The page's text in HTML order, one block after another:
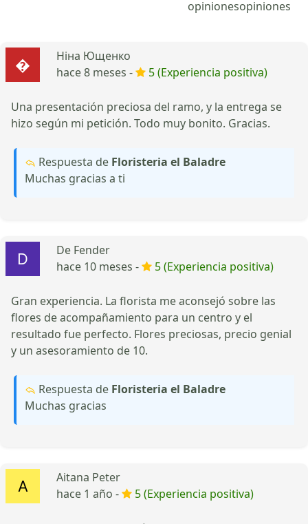
opinionesopiniones
Ніна Ющенко
hace 8 meses -
5 (Experiencia positiva)
Una presentación preciosa del ramo, y la entrega se
hizo según mi petición. Todo muy bonito. Gracias.
Respuesta de Floristeria el Baladre
Muchas gracias a ti
De Fender
hace 10 meses -
5 (Experiencia positiva)
Gran experiencia. La florista me aconsejó sobre las
flores de acompañamiento para un centro y el
resultado fue perfecto. Flores preciosas, precio genial
y un asesoramiento de 10.
Respuesta de Floristeria el Baladre
Muchas gracias
Aitana Peter
hace 1 año -
5 (Experiencia positiva)